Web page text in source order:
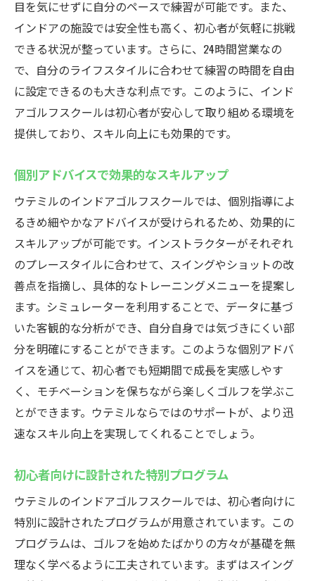
目を気にせずに自分のペースで練習が可能です。また、
インドアの施設では安全性も高く、初心者が気軽に挑戦
できる状況が整っています。さらに、24時間営業なの
で、自分のライフスタイルに合わせて練習の時間を自由
に設定できるのも大きな利点です。このように、インド
アゴルフスクールは初心者が安心して取り組める環境を
提供しており、スキル向上にも効果的です。
個別アドバイスで効果的なスキルアップ
ウテミルのインドアゴルフスクールでは、個別指導によ
るきめ細やかなアドバイスが受けられるため、効果的に
スキルアップが可能です。インストラクターがそれぞれ
のプレースタイルに合わせて、スイングやショットの改
善点を指摘し、具体的なトレーニングメニューを提案し
ます。シミュレーターを利用することで、データに基づ
いた客観的な分析ができ、自分自身では気づきにくい部
分を明確にすることができます。このような個別アドバ
イスを通じて、初心者でも短期間で成長を実感しやす
く、モチベーションを保ちながら楽しくゴルフを学ぶこ
とができます。ウテミルならではのサポートが、より迅
速なスキル向上を実現してくれることでしょう。
初心者向けに設計された特別プログラム
ウテミルのインドアゴルフスクールでは、初心者向けに
特別に設計されたプログラムが用意されています。この
プログラムは、ゴルフを始めたばかりの方々が基礎を無
理なく学べるように工夫されています。まずはスイング